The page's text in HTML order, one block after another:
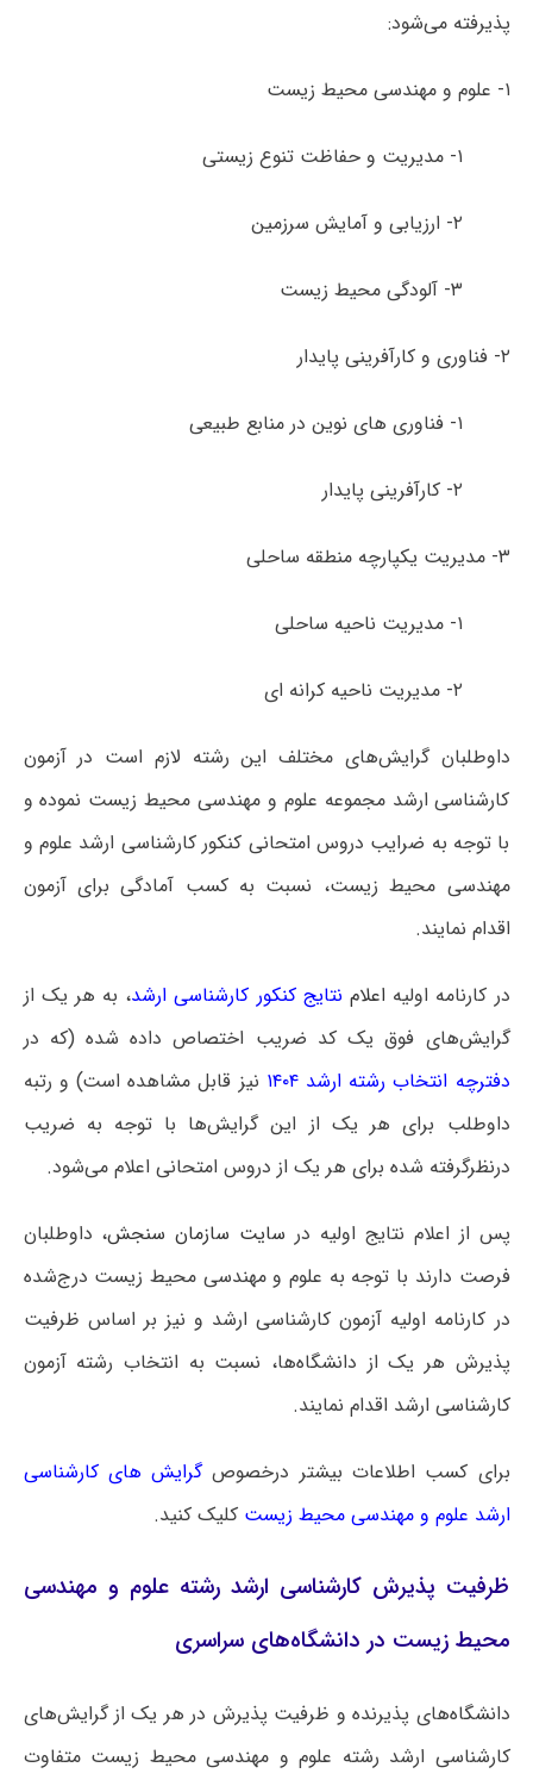
پذیرفته می‌شود:
۱- علوم و مهندسی محیط زیست
۱- مدیریت و حفاظت تنوع زیستی
۲- ارزیابی و آمایش سرزمین
۳- آلودگی­ محیط زیست
۲- فناوری و کارآفرینی پایدار
۱- فناوری های نوین در منابع طبیعی
۲- کارآفرینی پایدار
۳- مدیریت یکپارچه منطقه ساحلی
۱- مدیریت ناحیه ساحلی
۲- مدیریت ناحیه کرانه ای
داوطلبان گرایش‌های مختلف این رشته لازم است در آزمون
کارشناسی ارشد مجموعه علوم و مهندسی محیط زیست نموده و
با توجه به ضرایب دروس امتحانی کنکور کارشناسی ارشد علوم و
مهندسی محیط زیست، نسبت به کسب آمادگی برای آزمون
اقدام نمایند.
در کارنامه اولیه اعلام نتایج کنکور کارشناسی ارشد، به هر یک از
گرایش‌های فوق یک کد ضریب اختصاص داده شده (که در
دفترچه انتخاب رشته ارشد ۱۴۰۴
نیز قابل مشاهده است) و رتبه
داوطلب برای هر یک از این گرایش‌ها با توجه به ضریب
درنظرگرفته شده برای هر یک از دروس امتحانی اعلام می‌شود.
پس از اعلام نتایج اولیه در سایت سازمان سنجش، داوطلبان
فرصت دارند با توجه به علوم و مهندسی محیط زیست درج‌شده
در کارنامه اولیه آزمون کارشناسی ارشد و نیز بر اساس ظرفیت
پذیرش هر یک از دانشگاه‌ها، نسبت به انتخاب رشته آزمون
کارشناسی ارشد اقدام نمایند.
برای کسب اطلاعات بیشتر درخصوصگرایش های کارشناسی
ارشد علوم و مهندسی محیط زیست کلیک کنید.
ظرفیت پذیرش کارشناسی ارشد رشته علوم و مهندسی
محیط زیست در دانشگاه‌های سراسری
دانشگاه‌های پذیرنده و ظرفیت پذیرش در هر یک از گرایش‌های
کارشناسی ارشد رشته علوم و مهندسی محیط زیست متفاوت